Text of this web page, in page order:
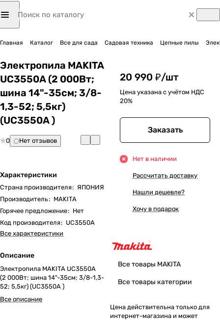
Главная Каталог Все для сада Садовая техника Цепные пилы
Электропила MAKITA
UC3550A (2 000Вт;
шина 14"-35см; 3/8-
1,3-52; 5,5кг)
(UC3550A )
0 Нет отзывов
Характеристики
Страна производителя: ЯПОНИЯ
Производитель: MAKITA
Горячее предложение: Нет
Код производителя: UC3550A
Все характеристики
Описание
Электропила MAKITA UC3550A
(2 000Вт; шина 14"-35см; 3/8-1,3-
52; 5,5кг) (UC3550A )
Все описание
20 990 ₽/шт
Цена указана с учётом НДС
20%
Заказать
Нет в наличии
Рассчитать доставку
Нашли дешевле?
Хочу в подарок
Все товары MAKITA
Все товары категории
Цена действительна только для
интернет-магазина и может